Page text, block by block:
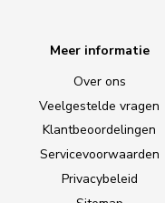
Meer informatie
Over ons
Veelgestelde vragen
Klantbeoordelingen
Servicevoorwaarden
Privacybeleid